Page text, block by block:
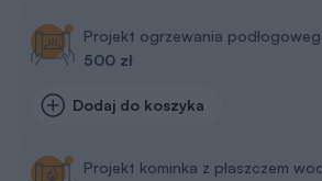
Projekt ogrzewania
500 zł
Dodaj do koszyka
Projekt kominka z płaszczem